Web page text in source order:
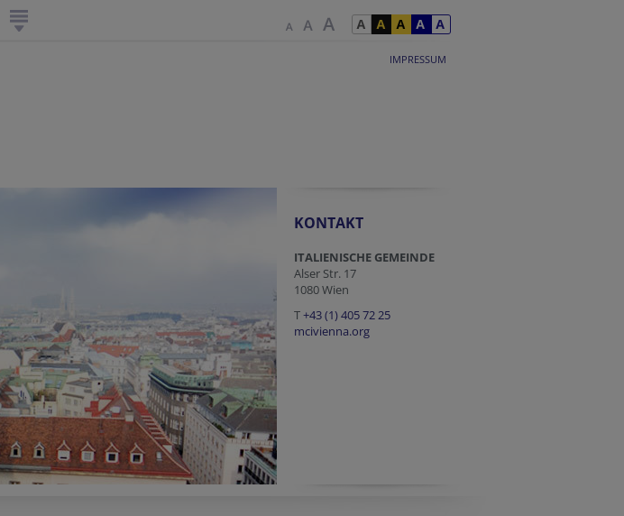
IMPRESSUM
KONTAKT
ITALIENISCHE GEMEINDE
Alser Str. 17
1080 Wien
T+43 (1) 405 72 25
mcivienna.org